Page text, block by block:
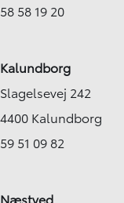
58 58 19 20
Kalundborg
Slagelsevej 242
4400 Kalundborg
59 51 09 82
Næstved